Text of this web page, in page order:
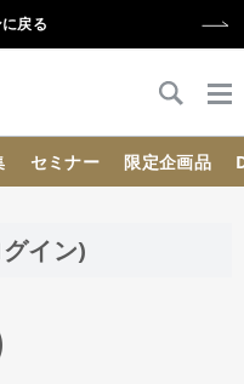
戻る
セミナー 限定企画品
イン)